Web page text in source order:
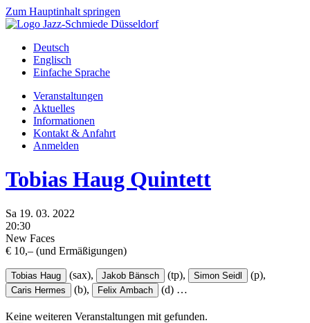
Zum Hauptinhalt springen
Deutsch
Englisch
Einfache Sprache
Veranstaltungen
Aktuelles
Informationen
Kontakt & Anfahrt
Anmelden
Tobias Haug Quintett
Sa 19. 03. 2022
20:30
New Faces
€ 10,– (und Ermäßigungen)
Tobias Haug (sax), Jakob Bänsch (tp), Simon Seidl (p),
Caris Hermes (b), Felix Ambach (d) …
Keine weiteren Veranstaltungen mit gefunden.